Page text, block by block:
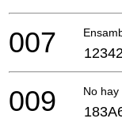
007
No hay
009